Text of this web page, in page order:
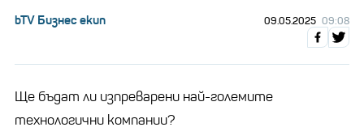
bTV Бизнес екип 09.05.2025 09:08
Ще бъдат ли изпреварени най-големите
технологични компании?